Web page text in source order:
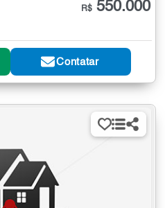
R$ 550.000
Contatar